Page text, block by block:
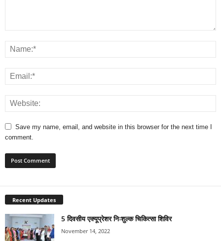
Save my name, email, and website in this browser for the next time I
comment.
Recent Updates
5 दिवसीय एक्यूप्रेशर निःशुल्क चिकित्सा शिविर
November 14, 2022